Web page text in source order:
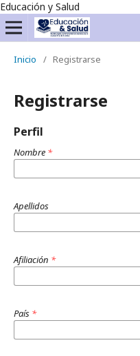
Educación y Salud
Inicio / Registrarse
Registrarse
Perfil
Nombre *
Apellidos
Afiliación *
País *